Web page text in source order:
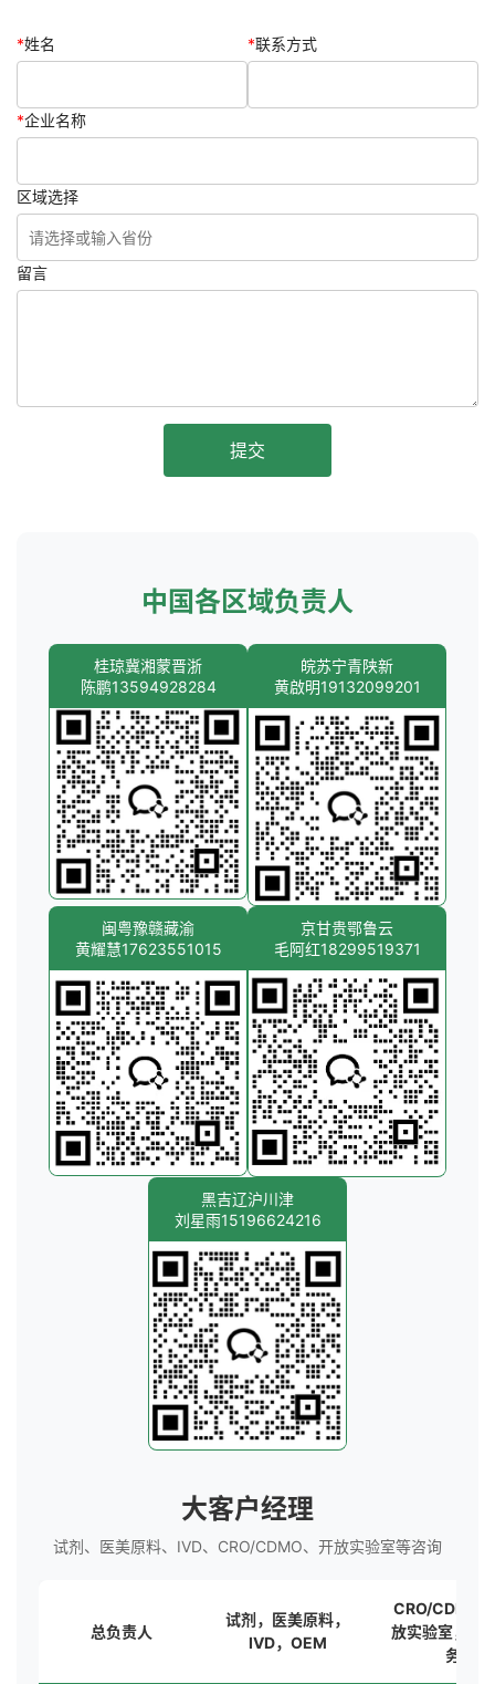
*姓名 *联系方式
*企业名称
区域选择
留言
提交
中国各区域负责人
桂琼冀湘蒙晋浙
陈鹏13594928284
皖苏宁青陕新
黄啟明19132099201
闽粤豫赣藏渝
黄耀慧17623551015
京甘贵鄂鲁云
毛阿红18299519371
黑吉辽沪川津
刘星雨15196624216
大客户经理
试剂、医美原料、IVD、CRO/CDMO、开放实验室等咨询
总负责人
试剂，医美原料，
IVD，OEM
CRO/CDMO
放实验室，海
务